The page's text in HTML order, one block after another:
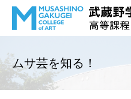
ムサ芸を知る！